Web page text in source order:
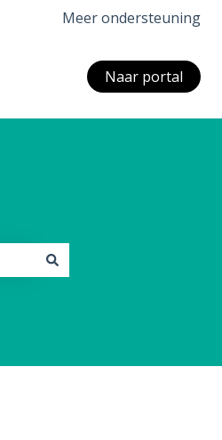
Meer ondersteuning
Naar portal